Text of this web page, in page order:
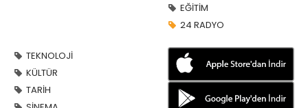
EĞİTİM
24 RADYO
TEKNOLOJİ
KÜLTÜR
TARİH